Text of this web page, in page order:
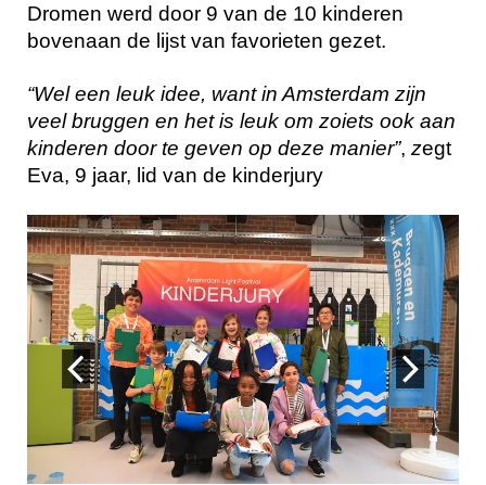
Dromen werd door 9 van de 10 kinderen
bovenaan de lijst van favorieten gezet.
“Wel een leuk idee, want in Amsterdam zijn
veel bruggen en het is leuk om zoiets ook aan
kinderen door te geven op deze manier”, zegt
Eva, 9 jaar, lid van de kinderjury